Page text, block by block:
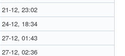
21-12, 23:02
24-12, 18:34
27-12, 01:43
27-12, 02:36